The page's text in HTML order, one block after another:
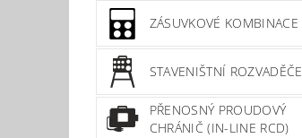
ZÁSUVKOVÉ KOMBINACE
STAVENIŠTNÍ ROZVADĚČE
PŘENOSNÝ PROUDOVÝ
CHRÁNIČ (IN-LINE RCD)